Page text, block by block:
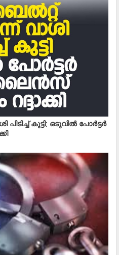
പിടിച്ച് കുട്ടി; ഒടുവില്‍ പോര്‍ട്ടര്‍